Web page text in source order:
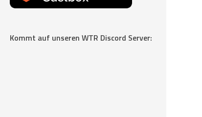
Kommt auf unseren WTR Discord Server: